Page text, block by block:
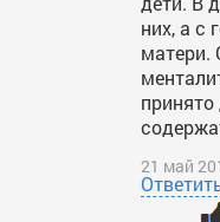
них, а с
матери.
принято
21 май